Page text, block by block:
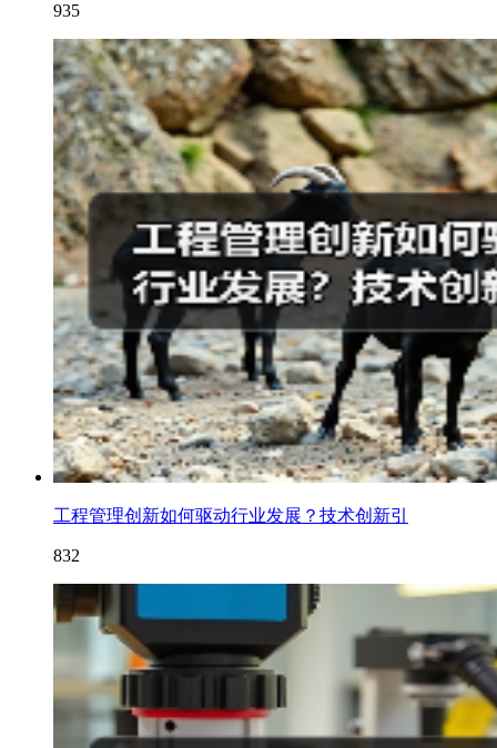
935
工程管理创新如何驱动行业发展？技术创新引
832